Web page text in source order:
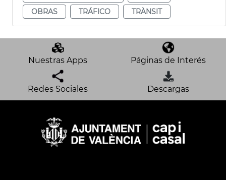
OBRAS
TRÁFICO TRÀNSIT
Nuestras Apps Páginas de Interés
Redes Sociales Descargas